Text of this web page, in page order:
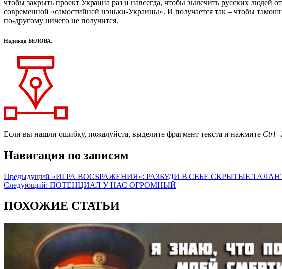
чтобы закрыть проект Украина раз и навсегда, чтобы вылечить русских
современной «самостийной нэньки-Украины». И получается так – чтобы
по-другому ничего не получится.
Надежда БЕЛОВА.
Если вы нашли ошибку, пожалуйста, выделите фрагмент текста и нажмите
Навигация по записям
Предыдущий «ИГРА ВООБРАЖЕНИЯ»: РАЗБУДИ В СЕБЕ СКРЫТЫЕ
Следующий: ПОТЕНЦИАЛ У НАС ОГРОМНЫЙ
ПОХОЖИЕ СТАТЬИ